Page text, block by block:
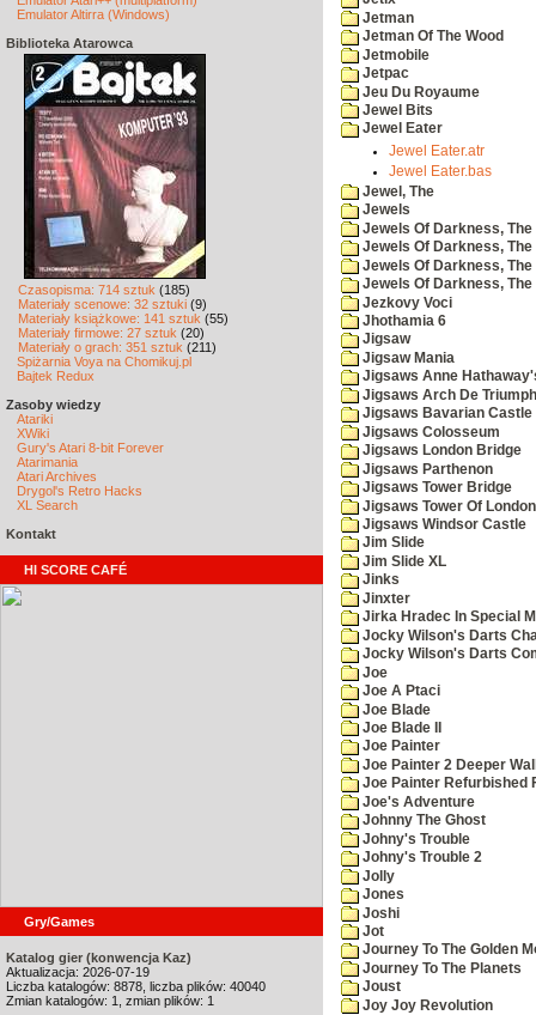
Emulator Altirra (Windows)
Biblioteka Atarowca
Czasopisma: 714 sztuk (185)
Materiały scenowe: 32 sztuki (9)
Materiały książkowe: 141 sztuk (55)
Materiały firmowe: 27 sztuk (20)
Materiały o grach: 351 sztuk (211)
Spiżarnia Voya na Chomikuj.pl
Bajtek Redux
Zasoby wiedzy
Atariki
XWiki
Gury's Atari 8-bit Forever
Atarimania
Atari Archives
Drygol's Retro Hacks
XL Search
Kontakt
HI SCORE CAFÉ
Gry/Games
Katalog gier (konwencja Kaz)
Aktualizacja: 2026-07-19
Liczba katalogów: 8878, liczba plików: 40040
Zmian katalogów: 1, zmian plików: 1
Jetman
Jetman Of The Wood
Jetmobile
Jetpac
Jeu Du Royaume
Jewel Bits
Jewel Eater
Jewel Eater.atr
Jewel Eater.bas
Jewel, The
Jewels
Jewels Of Darkness, The
Jewels Of Darkness,
Jewels Of Darkness,
Jewels Of Darkness,
Jezkovy Voci
Jhothamia 6
Jigsaw
Jigsaw Mania
Jigsaws Anne
Jigsaws Arch De Triumph
Jigsaws Bavarian Castle
Jigsaws Colosseum
Jigsaws London Bridge
Jigsaws Parthenon
Jigsaws Tower Bridge
Jigsaws Tower Of London
Jigsaws Windsor Castle
Jim Slide
Jim Slide XL
Jinks
Jinxter
Jirka Hradec In Special
Jocky Wilson's Darts
Jocky Wilson's Darts
Joe
Joe A Ptaci
Joe Blade
Joe Blade II
Joe Painter
Joe Painter 2 Deeper
Joe Painter Refurbished
Joe's Adventure
Johnny The Ghost
Johny's Trouble
Johny's Trouble 2
Jolly
Jones
Joshi
Jot
Journey To The Golden
Journey To The Planets
Joust
Joy Joy Revolution